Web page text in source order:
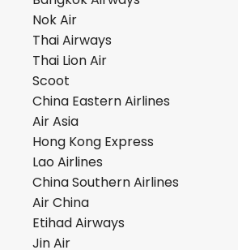
Nok Air
Thai Airways
Thai Lion Air
Scoot
China Eastern Airlines
Air Asia
Hong Kong Express
Lao Airlines
China Southern Airlines
Air China
Etihad Airways
Jin Air